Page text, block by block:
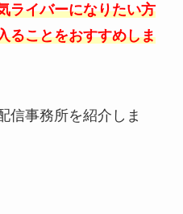
ライバーになりたい方
ることをおすすめしま
信事務所を紹介しま